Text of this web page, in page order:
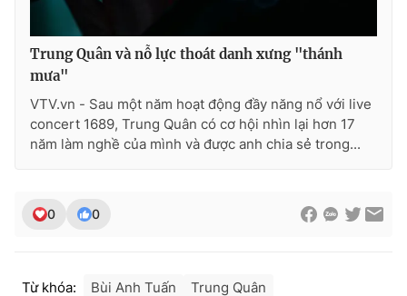
Trung Quân và nỗ lực thoát danh xưng "thánh
mưa"
VTV.vn - Sau một năm hoạt động đầy năng nổ với live
concert 1689, Trung Quân có cơ hội nhìn lại hơn 17
năm làm nghề của mình và được anh chia sẻ trong...
0 0
Từ khóa: Bùi Anh Tuấn Trung Quân